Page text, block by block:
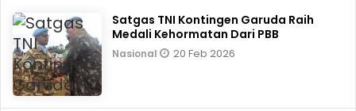
Satgas TNI Kontingen Garuda Raih
Medali Kehormatan Dari PBB
Nasional 20 Feb 2026